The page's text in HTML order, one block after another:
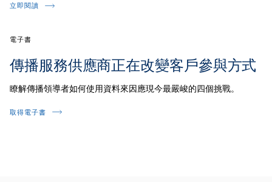
立即閱讀
電子書
傳播服務供應商正在改變客戶參與方式
瞭解傳播領導者如何使用資料來因應現今最嚴峻的四個挑戰。
取得電子書